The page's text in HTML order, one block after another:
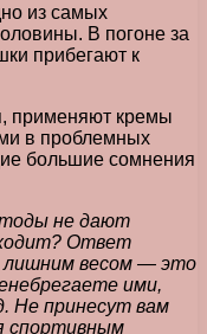
из самых
В погоне за
прибегают к
применяют кремы
в проблемных
большие сомнения
не дают
Ответ
лишним весом — это
ими,
Не принесут вам
спортивным